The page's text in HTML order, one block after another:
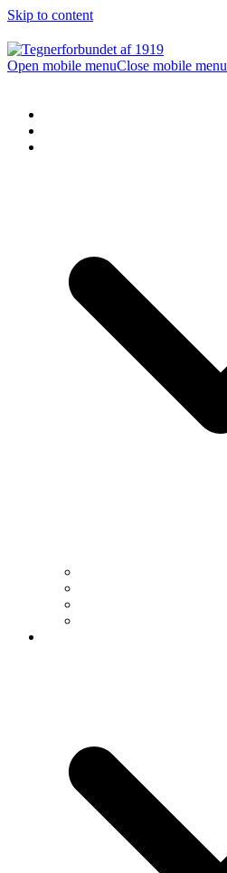
Skip to content
Open mobile menuClose mobile menu